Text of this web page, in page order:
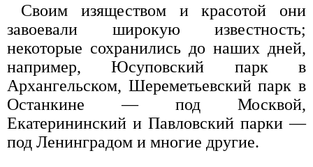
Своим изяществом и красотой они
завоевали широкую известность;
некоторые сохранились до наших дней,
например, Юсуповский парк в
Архангельском, Шереметьевский парк в
Останкине — под Москвой,
Екатерининский и Павловский парки —
под Ленинградом и многие другие.